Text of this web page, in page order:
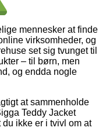
mennesker at finde
virksomheder, og
set sig tvunget til
– til børn, men
og endda nogle
at sammenholde
Teddy Jacket
ikke er i tvivl om at